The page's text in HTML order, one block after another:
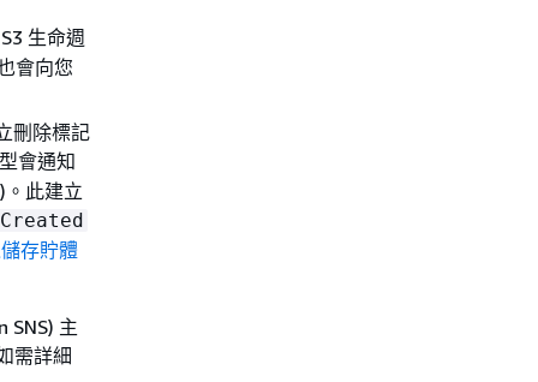
生命週
會向您
刪除標記
會通知
。此建立
存貯體
SNS) 主
需詳細